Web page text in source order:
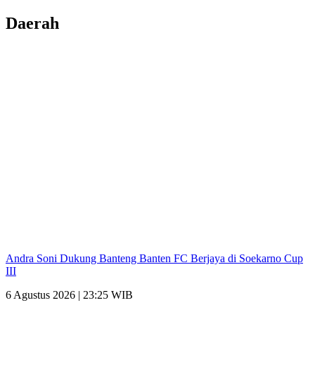
Daerah
Andra Soni Dukung Banteng Banten FC Berjaya di Soekarno Cup
III
6 Agustus 2026 | 23:25 WIB